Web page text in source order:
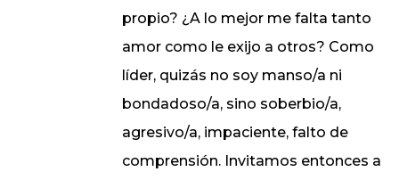
propio? ¿A lo mejor me falta tanto
amor como le exijo a otros? Como
líder, quizás no soy manso/a ni
bondadoso/a, sino soberbio/a,
agresivo/a, impaciente, falto de
comprensión. Invitamos entonces a